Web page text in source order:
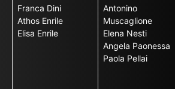
Franca Dini
Athos Enrile
Elisa Enrile
Antonino
Muscaglione
Elena Nesti
Angela Paonessa
Paola Pellai